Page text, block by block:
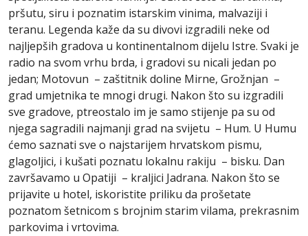
pršutu, siru i poznatim istarskim vinima, malvaziji i
teranu. Legenda kaže da su divovi izgradili neke od
najljepših gradova u kontinentalnom dijelu Istre. Svaki je
radio na svom vrhu brda, i gradovi su nicali jedan po
jedan; Motovun – zaštitnik doline Mirne, Grožnjan –
grad umjetnika te mnogi drugi. Nakon što su izgradili
sve gradove, ptreostalo im je samo stijenje pa su od
njega sagradili najmanji grad na svijetu – Hum. U Humu
ćemo saznati sve o najstarijem hrvatskom pismu,
glagoljici, i kušati poznatu lokalnu rakiju – bisku. Dan
završavamo u Opatiji – kraljici Jadrana. Nakon što se
prijavite u hotel, iskoristite priliku da prošetate
poznatom šetnicom s brojnim starim vilama, prekrasnim
parkovima i vrtovima.